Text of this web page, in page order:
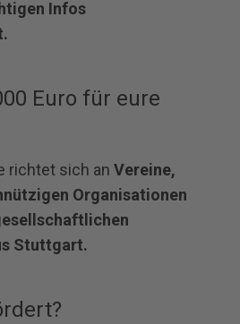
Infos
Euro für eure
richtet sich an Vereine,
Organisationen
Stuttgart.